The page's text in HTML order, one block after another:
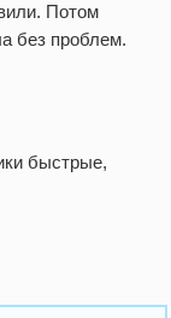
Потом
без проблем.
быстрые,